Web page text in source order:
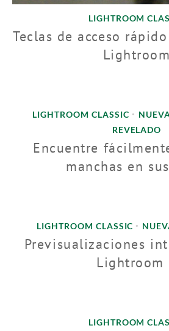
LIGHTROOM
Teclas de acceso
Lightroom
LIGHTROOM CLASSIC •
REVELADO
Encuentre
manchas en
LIGHTROOM CLASSIC •
Previsualizaciones
Lightroom
LIGHTROOM